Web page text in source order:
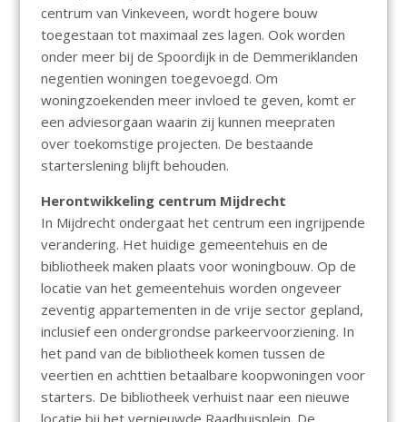
centrum van Vinkeveen, wordt hogere bouw
toegestaan tot maximaal zes lagen. Ook worden
onder meer bij de Spoordijk in de Demmeriklanden
negentien woningen toegevoegd. Om
woningzoekenden meer invloed te geven, komt er
een adviesorgaan waarin zij kunnen meepraten
over toekomstige projecten. De bestaande
starterslening blijft behouden.
Herontwikkeling centrum Mijdrecht
In Mijdrecht ondergaat het centrum een ingrijpende
verandering. Het huidige gemeentehuis en de
bibliotheek maken plaats voor woningbouw. Op de
locatie van het gemeentehuis worden ongeveer
zeventig appartementen in de vrije sector gepland,
inclusief een ondergrondse parkeervoorziening. In
het pand van de bibliotheek komen tussen de
veertien en achttien betaalbare koopwoningen voor
starters. De bibliotheek verhuist naar een nieuwe